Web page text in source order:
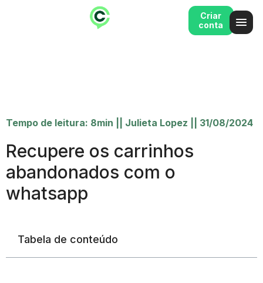
Criar
conta
Tempo de leitura: 8min Julieta Lopez 31/08/2024
Recupere os carrinhos
abandonados com o
whatsapp
Tabela de conteúdo